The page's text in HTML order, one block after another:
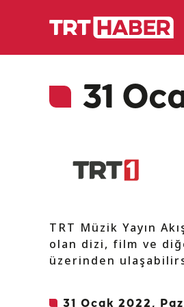
31
TRT Müzik Yayın
olan dizi, film ve
üzerinden
31 Ocak 2022,